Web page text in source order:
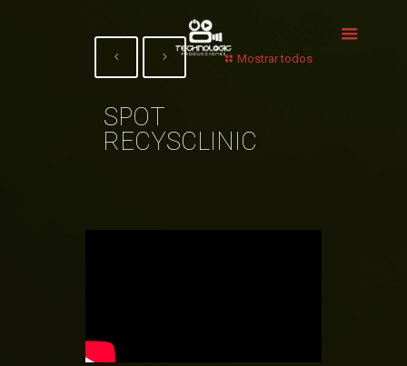
Mostrar todos
SPOT
RECYSCLINIC